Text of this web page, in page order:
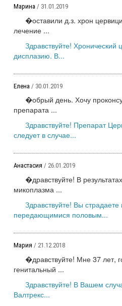
Марина / 31.01.2019
�оставили д.з. хрон
лечение ...
Здравствуйте! Хронический
дисплазию. В...
Елена / 30.01.2019
�обрый день. Хочу
препарата ...
Здравствуйте! Препарат
следует в случае...
Анастасия / 26.01.2019
�дравствуйте! В
микоплазма ...
Здравствуйте! Вы
передающимися половым...
Мария / 21.12.2018
�дравствуйте! Мне 37 лет,
генитальный ...
Здравствуйте! В Вашем
Валтрекс...